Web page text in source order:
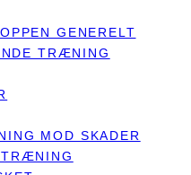
GENERELT
TRÆNING
MOD SKADER